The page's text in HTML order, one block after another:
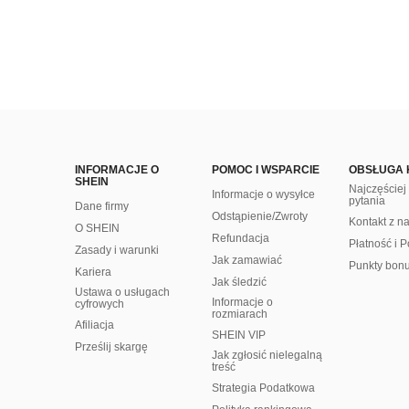
INFORMACJE O
SHEIN
Dane firmy
O SHEIN
Zasady i warunki
Kariera
Ustawa o usługach
cyfrowych
Afiliacja
Prześlij skargę
POMOC I WSPARCIE
Informacje o wysyłce
Odstąpienie/Zwroty
Refundacja
Jak zamawiać
Jak śledzić
Informacje o
rozmiarach
SHEIN VIP
Jak zgłosić nielegalną
treść
Strategia Podatkowa
OBSŁUGA
pytania
Kontakt z
Płatność i
Punkty